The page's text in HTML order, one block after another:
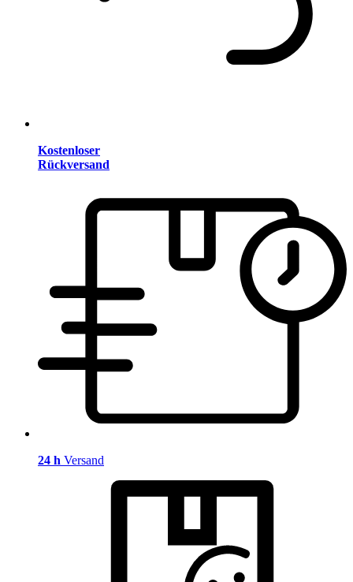
Kostenloser
Rückversand
24 h Versand